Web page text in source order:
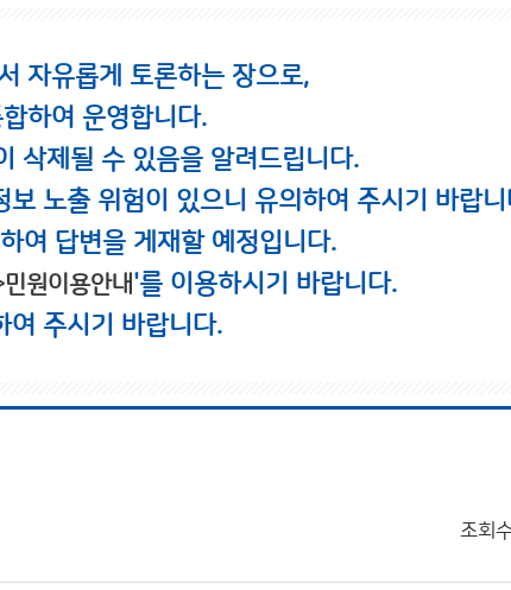
자유롭게 토론하는 장으로,
하여 운영합니다.
삭제될 수 있음을 알려드립니다.
노출 위험이 있으니 유의하여 주시기 바랍니
여 답변을 게재할 예정입니다.
원이용안내'를 이용하시기 바랍니다.
주시기 바랍니다.
조회